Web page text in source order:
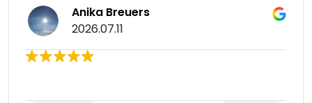
Anika Breuers
2026.07.11